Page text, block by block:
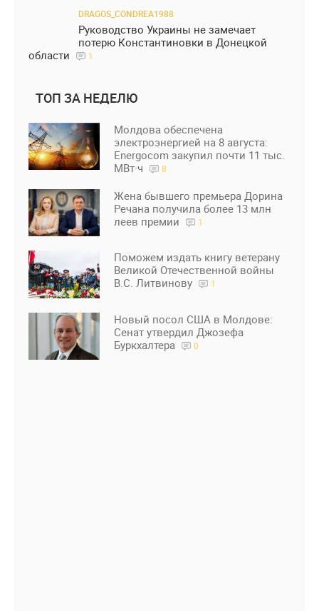
DRAGOS_CONDREA1988
Руководство Украины не замечает
потерю Константиновки в Донецкой
области
1
ТОП ЗА НЕДЕЛЮ
Молдова обеспечена
электроэнергией на 8 августа:
Energocom закупил почти 11 тыс.
МВт·ч
8
Жена бывшего премьера Дорина
Речана получила более 13 млн
леев премии
1
Поможем издать книгу ветерану
Великой Отечественной войны
В.С. Литвинову
1
Новый посол США в Молдове:
Сенат утвердил Джозефа
Буркхалтера
0